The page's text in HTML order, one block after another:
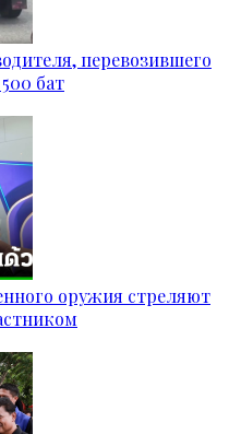
перевозившего
бат
оружия стреляют